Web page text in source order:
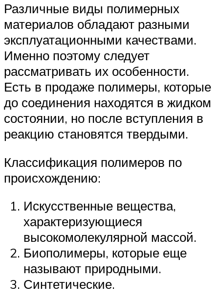
Различные виды полимерных
материалов обладают разными
эксплуатационными качествами.
Именно поэтому следует
рассматривать их особенности.
Есть в продаже полимеры, которые
до соединения находятся в жидком
состоянии, но после вступления в
реакцию становятся твердыми.
Классификация полимеров по
происхождению:
Искусственные вещества,
характеризующиеся
высокомолекулярной массой.
Биополимеры, которые еще
называют природными.
Синтетические.